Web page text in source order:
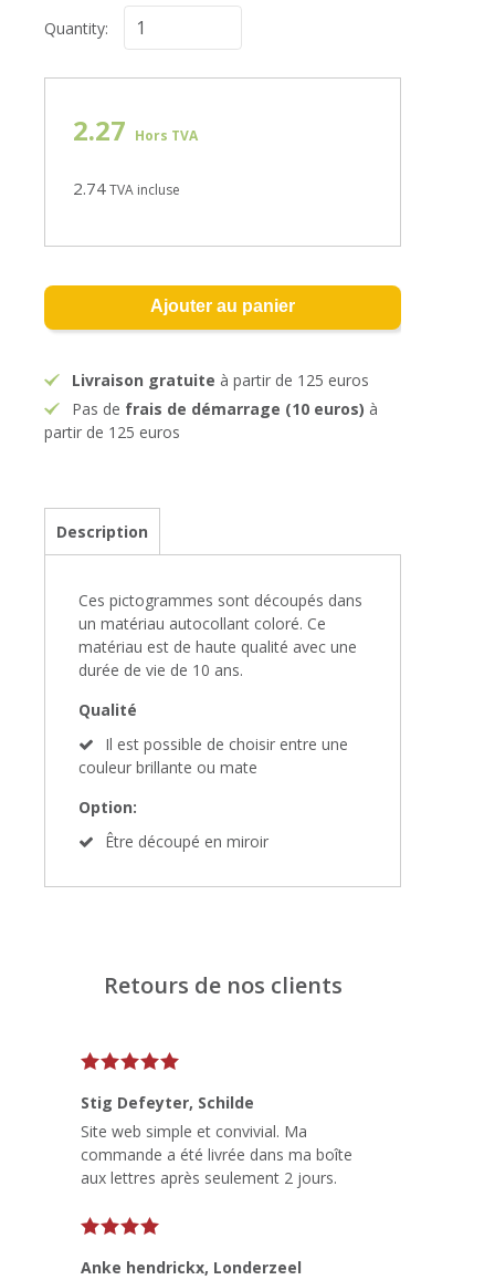
Quantity:
2.27 Hors TVA
2.74TVA incluse
Ajouter au panier
Livraison gratuite à partir de 125 euros
Pas de frais de démarrage (10 euros) à
partir de 125 euros
Description
Ces pictogrammes sont découpés dans
un matériau autocollant coloré. Ce
matériau est de haute qualité avec une
durée de vie de 10 ans.
Qualité
Il est possible de choisir entre une
couleur brillante ou mate
Option:
Être découpé en miroir
Retours de nos clients
Stig Defeyter, Schilde
Site web simple et convivial. Ma
commande a été livrée dans ma boîte
aux lettres après seulement 2 jours.
Anke hendrickx, Londerzeel